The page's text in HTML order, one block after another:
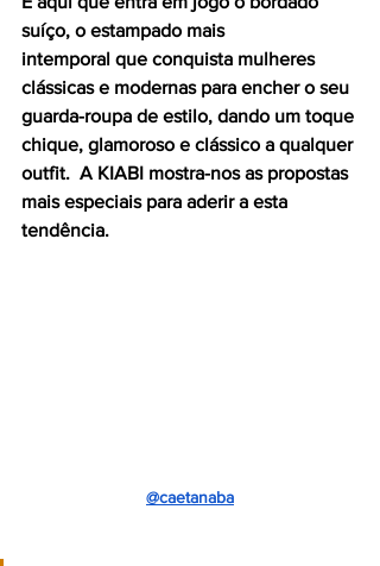
suíço, o estampado mais
intemporal que conquista mulheres
clássicas e modernas para encher o seu
guarda-roupa de estilo, dando um toque
chique, glamoroso e clássico a qualquer
outfit.  A KIABI mostra-nos as propostas
mais especiais para aderir a esta
tendência.
@caetanaba